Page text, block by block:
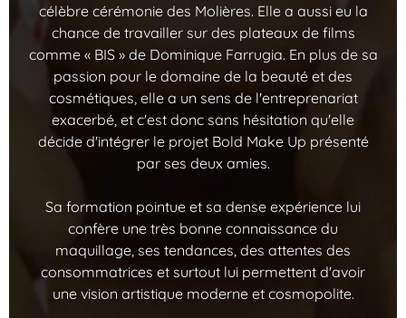
célèbre cérémonie des Molières. Elle a aussi eu la
chance de travailler sur des plateaux de films
comme « BIS » de Dominique Farrugia. En plus de sa
passion pour le domaine de la beauté et des
cosmétiques, elle a un sens de l'entreprenariat
exacerbé, et c'est donc sans hésitation qu'elle
décide d'intégrer le projet Bold Make Up présenté
par ses deux amies.
Sa formation pointue et sa dense expérience lui
confère une très bonne connaissance du
maquillage, ses tendances, des attentes des
consommatrices et surtout lui permettent d'avoir
une vision artistique moderne et cosmopolite.